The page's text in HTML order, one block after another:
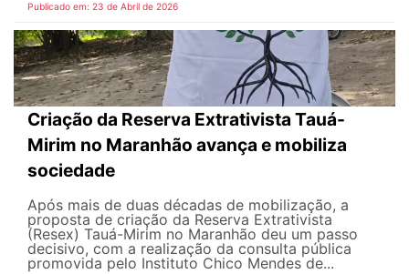
Publicado em: 23 de Abril de 2026
Criação da Reserva Extrativista Tauá-
Mirim no Maranhão avança e mobiliza
sociedade
Após mais de duas décadas de mobilização, a
proposta de criação da Reserva Extrativista
(Resex) Tauá-Mirim no Maranhão deu um passo
decisivo, com a realização da consulta pública
promovida pelo Instituto Chico Mendes de...